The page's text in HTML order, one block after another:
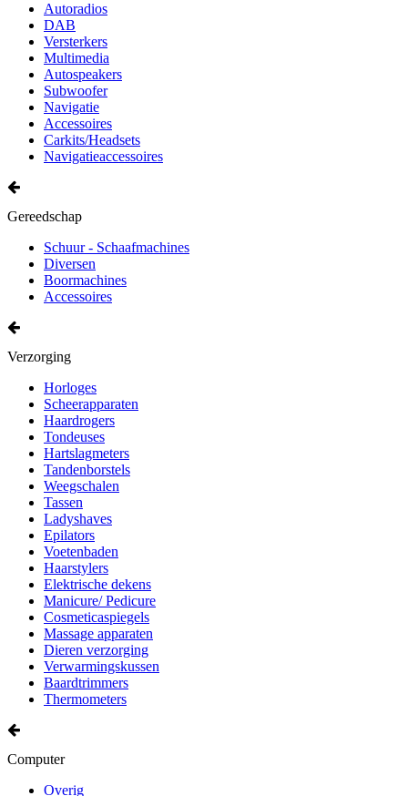
Autoradios
DAB
Versterkers
Multimedia
Autospeakers
Subwoofer
Navigatie
Accessoires
Carkits/Headsets
Navigatieaccessoires
Gereedschap
Schuur - Schaafmachines
Diversen
Boormachines
Accessoires
Verzorging
Horloges
Scheerapparaten
Haardrogers
Tondeuses
Hartslagmeters
Tandenborstels
Weegschalen
Tassen
Ladyshaves
Epilators
Voetenbaden
Haarstylers
Elektrische dekens
Manicure/ Pedicure
Cosmeticaspiegels
Massage apparaten
Dieren verzorging
Verwarmingskussen
Baardtrimmers
Thermometers
Computer
Overig